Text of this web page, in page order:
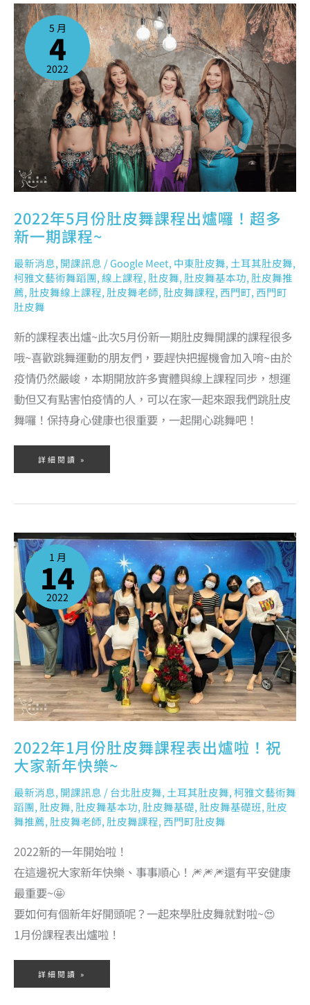
5 月
4
2022
2022年5月份肚皮舞課程出爐囉！超多
新一期課程~
最新消息,開課訊息 /Google Meet,中東肚皮舞,土耳其肚皮舞,
柯雅文藝術舞蹈團,線上課程,肚皮舞,肚皮舞基本功,肚皮舞推
薦,肚皮舞線上課程,肚皮舞老師,肚皮舞課程,西門町,西門町
肚皮舞
新的課程表出爐~此次5月份新一期肚皮舞開課的課程很多
哦~喜歡跳舞運動的朋友們，要趕快把握機會加入唷~由於
疫情仍然嚴峻，本期開放許多實體與線上課程同步，想運
動但又有點害怕疫情的人，可以在家一起來跟我們跳肚皮
舞囉！保持身心健康也很重要，一起開心跳舞吧！
2022
年
5
出
爐
囉！
超
多
新
一
課
程
詳細閱讀 »
1 月
14
2022
2022年1月份肚皮舞課程表出爐啦！祝
大家新年快樂~
最新消息, 開課訊息 /台北肚皮舞, 土耳其肚皮舞,柯雅文藝術舞
蹈團, 肚皮舞, 肚皮舞基本功, 肚皮舞基礎, 肚皮舞基礎班, 肚皮
舞推薦, 肚皮舞老師, 肚皮舞課程, 西門町肚皮舞
2022新的一年開始啦！
在這邊祝大家新年快樂、事事順心！🎆🎆🎆還有平安健康
最重要~🤩
要如何有個新年好開頭呢？一起來學肚皮舞就對啦~😍
1月份課程表出爐啦！
2022
年
1
肚
皮
舞
課
程
表
出
啦！
祝
大
家
新
年
快
樂
~
詳細閱讀 »